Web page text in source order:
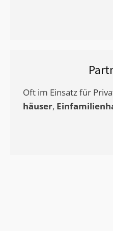
Oft im Einsatz für
häuser,